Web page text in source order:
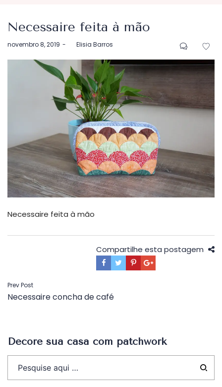
Necessaire feita à mão
Postado
novembro 8, 2019 byElisia Barros
Necessaire feita à mão
Compartilhe esta postagem
Navegação
de
Prev Post
Necessaire concha de café
Decore sua casa com patchwork